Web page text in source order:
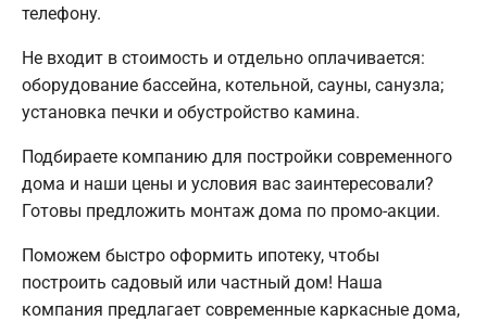
телефону.
Не входит в стоимость и отдельно оплачивается:
оборудование бассейна, котельной, сауны, санузла;
установка печки и обустройство камина.
Подбираете компанию для постройки современного
дома и наши цены и условия вас заинтересовали?
Готовы предложить монтаж дома по промо-акции.
Поможем быстро оформить ипотеку, чтобы
построить садовый или частный дом! Наша
компания предлагает современные каркасные дома,